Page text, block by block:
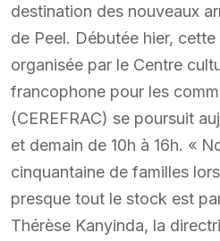
destination des nouveaux
de Peel. Débutée hier,
organisée par le Centre
francophone pour les
(CEREFRAC) se poursuit
et demain de 10h à 16h. «
cinquantaine de familles
presque tout le stock est
Thérèse Kanyinda, la